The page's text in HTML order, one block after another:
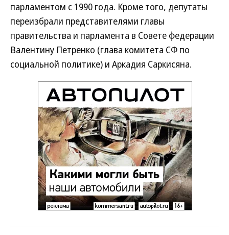
парламентом с 1990 года. Кроме того, депутаты
переизбрали представителями главы
правительства и парламента в Совете федерации
Валентину Петренко (глава комитета СФ по
социальной политике) и Аркадия Саркисяна.